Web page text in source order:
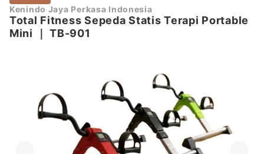
Kenindo Jaya Perkasa Indonesia
Total Fitness Sepeda Statis Terapi Portable
Mini ｜TB-901